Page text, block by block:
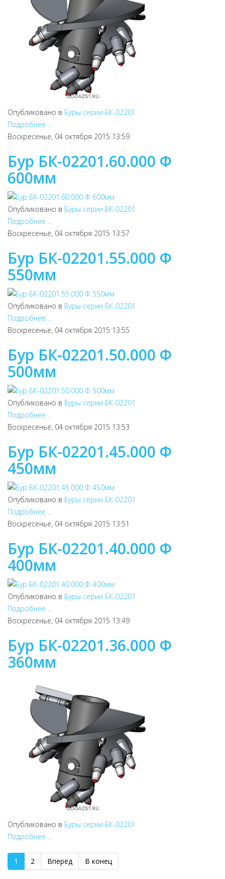
Опубликовано в Буры серии БК-02201
Подробнее ...
Воскресенье, 04 октября 2015 13:59
Бур БК-02201.60.000 Ф
600мм
Опубликовано в Буры серии БК-02201
Подробнее ...
Воскресенье, 04 октября 2015 13:57
Бур БК-02201.55.000 Ф
550мм
Опубликовано в Буры серии БК-02201
Подробнее ...
Воскресенье, 04 октября 2015 13:55
Бур БК-02201.50.000 Ф
500мм
Опубликовано в Буры серии БК-02201
Подробнее ...
Воскресенье, 04 октября 2015 13:53
Бур БК-02201.45.000 Ф
450мм
Опубликовано в Буры серии БК-02201
Подробнее ...
Воскресенье, 04 октября 2015 13:51
Бур БК-02201.40.000 Ф
400мм
Опубликовано в Буры серии БК-02201
Подробнее ...
Воскресенье, 04 октября 2015 13:49
Бур БК-02201.36.000 Ф
360мм
Опубликовано в Буры серии БК-02201
Подробнее ...
1 2 Вперёд В конец